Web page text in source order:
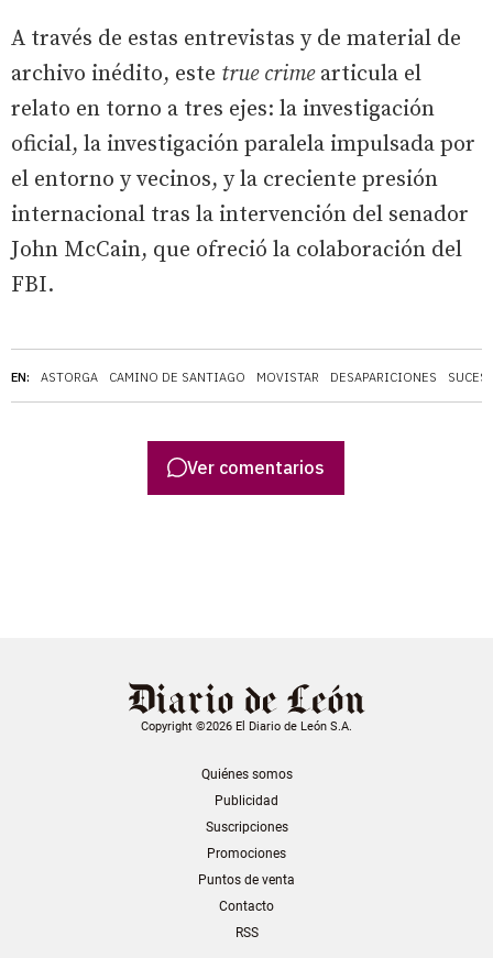
EN: ASTORGA CAMINO DE SANTIAGO MOVISTAR DESAPARICIONES
A través de estas entrevistas y de material de
archivo inédito, este true crimearticula el
relato en torno a tres ejes: la investigación
oficial, la investigación paralela impulsada por
el entorno y vecinos, y la creciente presión
internacional tras la intervención del senador
John McCain, que ofreció la colaboración del
FBI.
Ver comentarios
Copyright ©2026 El Diario de León S.A.
Quiénes somos
Publicidad
Suscripciones
Promociones
Puntos de venta
Contacto
RSS